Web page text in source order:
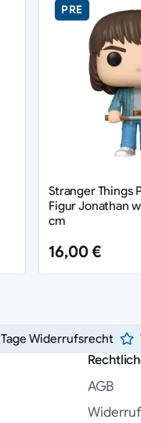
PRE
Stranger Things
Figur Jonathan
cm
16,00 €
Widerrufsrecht
AGB